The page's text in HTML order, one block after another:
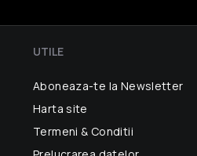
UTILE
Aboneaza-te la Newsletter
Harta site
Termeni & Conditii